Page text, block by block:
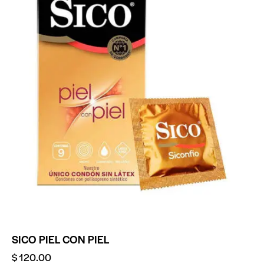
SICO PIEL CON PIEL
$120.00